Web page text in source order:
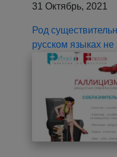
31 Октябрь, 2021
Род
русском языках не